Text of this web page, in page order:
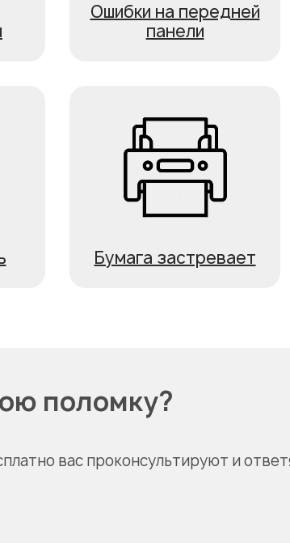
Ошибки на передней
панели
Бумага застревает
поломку?
вас проконсультируют и